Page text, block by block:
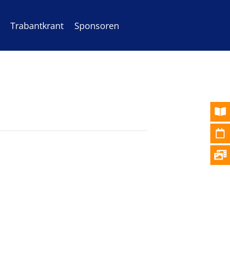
Trabantkrant Sponsoren